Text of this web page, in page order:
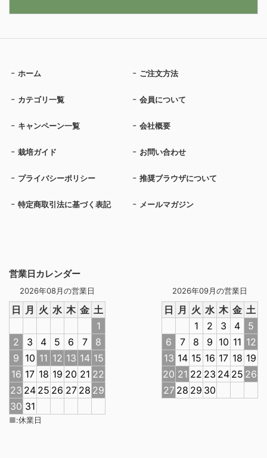
営業日カレンダー
2026年08月の営業日
日 月 火 水 木 金 土
1
2
3 4 5 6 7
8
9 10 11 12 13 14 15
16 17 18 19 20 21 22
23 24 25 26 27 28 29
30 31
2026年09月の営業日
日 月 火 水 木 金 土
1
2 3 4
5
6
7 8 9 10 11 12
13 14 15 16 17 18 19
20 21 22 23 24 25 26
27 28 29 30
■:休業日
ホーム ご注文方法
カテゴリ一覧 会員について
キャンペーン一覧 会社概要
栽培ガイド お問い合わせ
プライバシーポリシー 推奨ブラウザについて
特定商取引法に基づく表記 メールマガジン